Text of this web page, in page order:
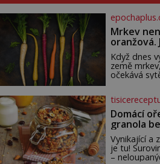
Mrkev
oranžová.
začíná
Když dnes
země
očekává
možné, jen
fialová,
dokonce
díky
šlechtění se
zelenina,
českou
Domácí
granola
Vynikající a
je tu! Suroviny Vždy 1 šálek
–